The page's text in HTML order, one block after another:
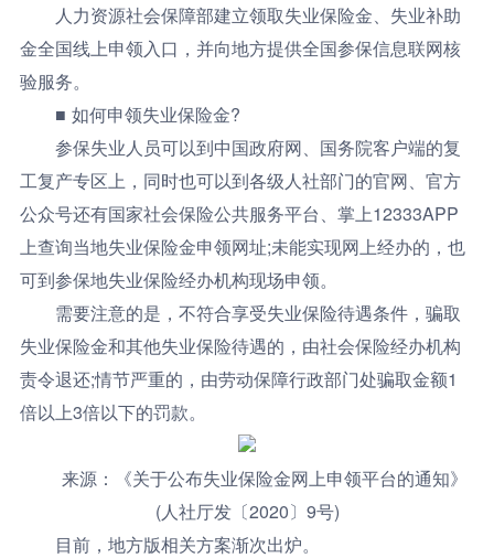
人力资源社会保障部建立领取失业保险金、失业补助
金全国线上申领入口，并向地方提供全国参保信息联网核
验服务。
■ 如何申领失业保险金?
参保失业人员可以到中国政府网、国务院客户端的复
工复产专区上，同时也可以到各级人社部门的官网、官方
公众号还有国家社会保险公共服务平台、掌上12333APP
上查询当地失业保险金申领网址;未能实现网上经办的，也
可到参保地失业保险经办机构现场申领。
需要注意的是，不符合享受失业保险待遇条件，骗取
失业保险金和其他失业保险待遇的，由社会保险经办机构
责令退还;情节严重的，由劳动保障行政部门处骗取金额1
倍以上3倍以下的罚款。
来源：《关于公布失业保险金网上申领平台的通知》
(人社厅发〔2020〕9号)
目前，地方版相关方案渐次出炉。